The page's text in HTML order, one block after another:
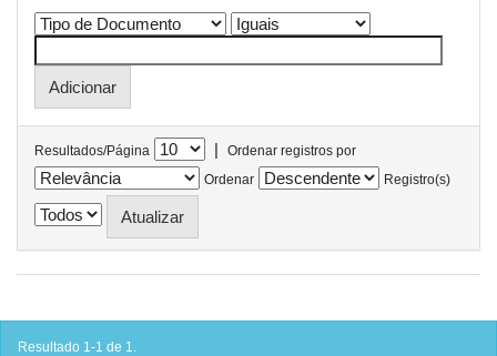
Resultados/Página |
Ordenar registros por
Ordenar
Registro(s)
Resultado 1-1 de 1.